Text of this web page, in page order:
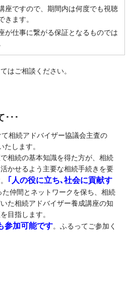
座ですので、期間内は何度でも視聴
きます。
が仕事に繋がる保証となるものでは
はご相談ください。
･･･
相続アドバイザー協議会主査の
たします。
相続の基本知識を得た方が、相続
かせるよう主要な相続手続きを要
｢人の役に立ち､社会に貢献す
た仲間とネットワークを保ち、相続
た相続アドバイザー養成講座の知
目指します。
参加可能です。ふるってご参加く